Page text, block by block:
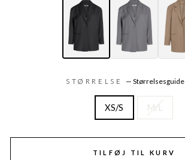
STØRRELSE — Størrelsesguide
XS/S M/L
TILFØJ TIL KURV